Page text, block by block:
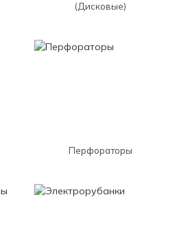
(Дисковые)
Перфораторы